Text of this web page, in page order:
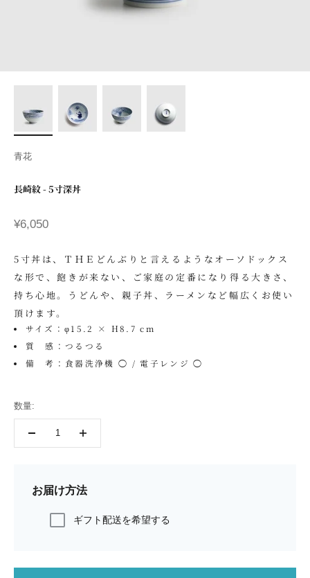
青花
長崎紋 - 5寸深丼
セール価格
¥6,050
5寸丼は、ＴＨＥどんぶりと言えるようなオーソドックス
な形で、飽きが来ない、ご家庭の定番になり得る大きさ、
持ち心地。うどんや、親子丼、ラーメンなど幅広くお使い
頂けます。
サイズ：φ15.2 × H8.7 cm
質 感：つるつる
備 考：食器洗浄機 ◯ / 電子レンジ ◯
数量:
お届け方法
ギフト配送を希望する